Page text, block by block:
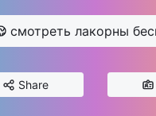
смотреть лакорны
Share